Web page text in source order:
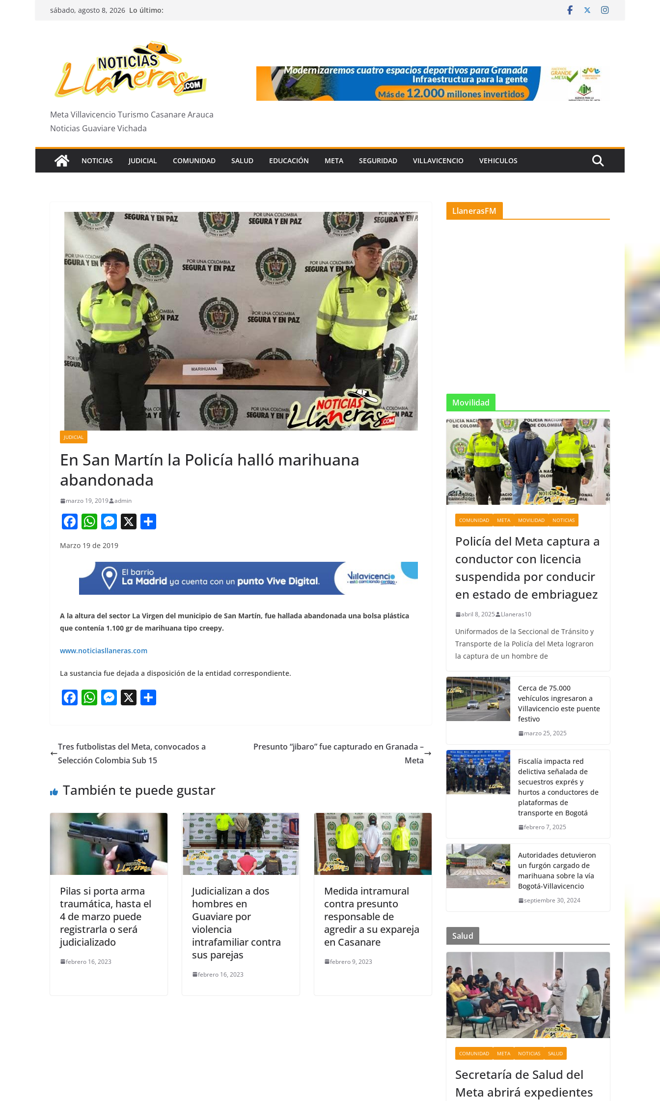
Saltarsábado, agosto 8, 2026 Lo último:
Meta Villavicencio Turismo Casanare Arauca
Noticias Guaviare Vichada
NOTICIAS JUDICIAL COMUNIDAD SALUD EDUCACIÓN META SEGURIDAD VILLAVICENCIO VEHICULOS
JUDICIAL
En San Martín la Policía halló marihuana
abandonada
marzo 19, 2019 admin
F
c
b
o
o
k
W
at
s
A
p
p
M
ss
e
n
g
er
X
e
Marzo 19 de 2019
A la altura del sector La Virgen del municipio de San Martín, fue hallada abandonada una bolsa plástica
que contenía 1.100 gr de marihuana tipo creepy.
www.noticiasllaneras.com
La sustancia fue dejada a disposición de la entidad correspondiente.
F
e
b
o
k
W
s
A
p
M
e
n
er
X
e
Tres futbolistas del Meta, convocados a
Selección Colombia Sub 15
Presunto “jibaro” fue capturado en Granada –
Meta
También te puede gustar
Pilas si porta arma
traumática, hasta el
4 de marzo puede
registrarla o será
judicializado
febrero 16, 2023
Judicializan a dos
hombres en
Guaviare por
violencia
intrafamiliar contra
sus parejas
febrero 16, 2023
Medida intramural
contra presunto
responsable de
agredir a su expareja
en Casanare
febrero 9, 2023
LlanerasFM
Movilidad
COMUNIDAD META MOVILIDAD NOTICIAS
Policía del Meta captura a
conductor con licencia
suspendida por conducir
en estado de embriaguez
abril 8, 2025 Llaneras10
Uniformados de la Seccional de Tránsito y
Transporte de la Policía del Meta lograron
la captura de un hombre de
Cerca de 75.000
vehículos ingresaron a
Villavicencio este puente
festivo
marzo 25, 2025
Fiscalía impacta red
delictiva señalada de
secuestros exprés y
hurtos a conductores de
plataformas de
transporte en Bogotá
febrero 7, 2025
Autoridades detuvieron
un furgón cargado de
marihuana sobre la vía
Bogotá-Villavicencio
septiembre 30, 2024
Salud
COMUNIDAD META NOTICIAS SALUD
Secretaría de Salud del
Meta abrirá expedientes